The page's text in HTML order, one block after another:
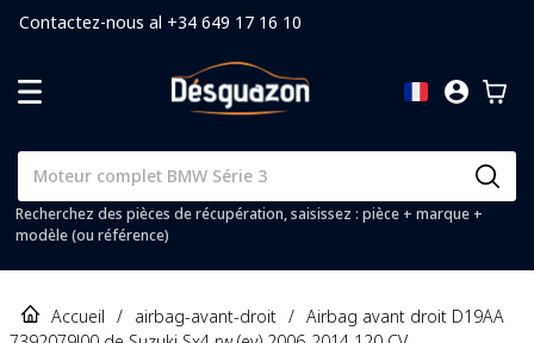
Contactez-nous al +34 649 17 16 10
Recherchez des pièces de récupération, saisissez : pièce + marque +
modèle (ou référence)
Accueil / airbag-avant-droit / Airbag avant droit D19AA